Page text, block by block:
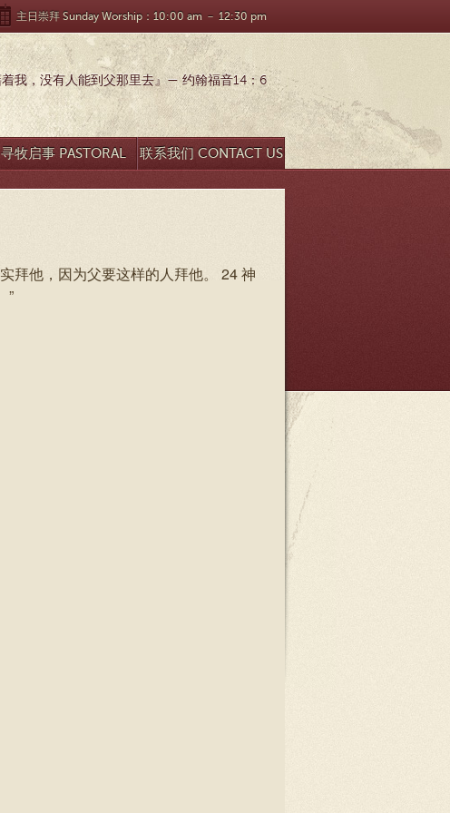
主日崇拜 Sunday Worship：10:00 am － 12:30 pm
我，没有人能到父那里去』— 约翰福音14：6
寻牧启事 PASTORAL
SEARCH
联系我们 CONTACT US
拜他，因为父要这样的人拜他。 24 神
”